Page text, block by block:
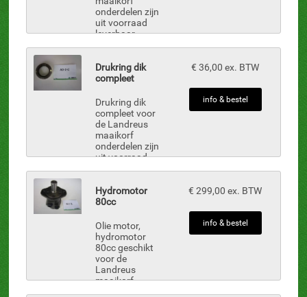
onderdelen zijn
uit voorraad
leverbaar.
Drukring dik
compleet
Drukring dik
compleet voor
de Landreus
maaikorf
onderdelen zijn
uit voorraad
€ 36,00 ex. BTW
info & bestel
Hydromotor
80cc
Olie motor,
hydromotor
80cc geschikt
voor de
Landreus
maaikorf
€ 299,00 ex. BTW
info & bestel